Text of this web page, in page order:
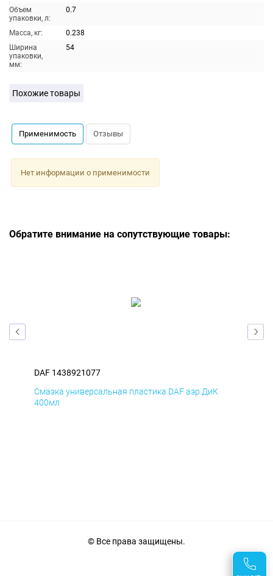
Объем
упаковки, л:
0.7
Масса, кг:
0.238
Ширина
упаковки,
мм:
54
Похожие товары
Применимость Отзывы
Нет информации о применимости
Обратите внимание на сопутствующие товары:
DAF 1438921077
Смазка универсальная пластика DAF аэр ДиК
400мл
© Все права защищены.